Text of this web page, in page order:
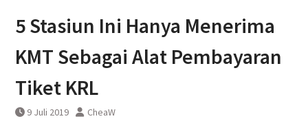
Perjanjian Kerja Sama Dengan
DAWONSYS
5 Stasiun Ini Hanya Menerima
KMT Sebagai Alat Pembayaran
Tiket KRL
9 Juli 2019 CheaW